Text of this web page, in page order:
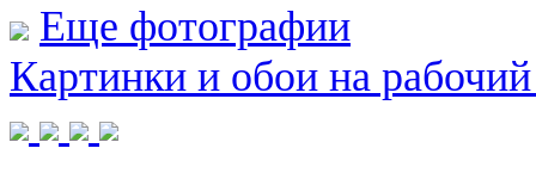
Еще фотографии
Картинки и обои на